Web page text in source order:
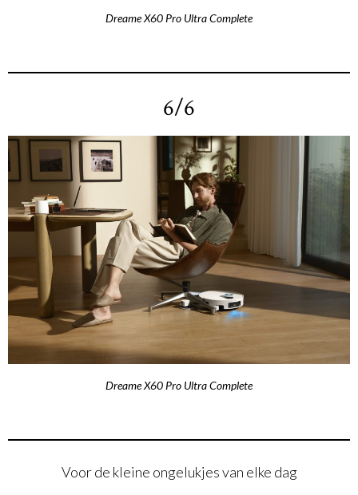
Dreame X60 Pro Ultra Complete
6/6
Dreame X60 Pro Ultra Complete
Voor de kleine ongelukjes van elke dag